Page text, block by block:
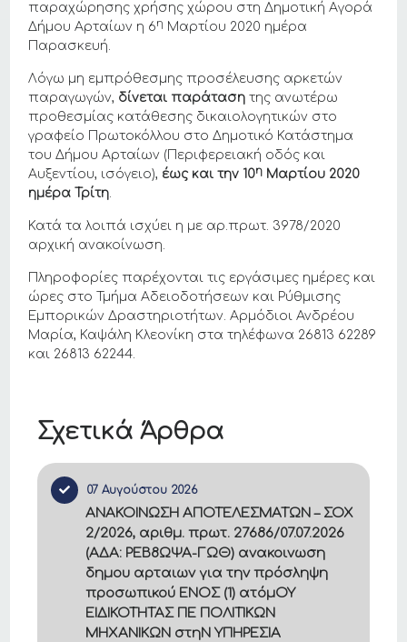
Σχετικά Άρθρα
07 Αυγούστου 2026
ΑΝΑΚΟΙΝΩΣΗ ΑΠΟΤΕΛΕΣΜΑΤΩΝ – ΣΟΧ
2/2026, αριθμ. πρωτ. 27686/07.07.2026
(ΑΔΑ: ΡΕΒ8ΩΨΑ-ΓΩΘ) ανακοινωση
δημου αρταιων για την πρόσληψη
προσωπικού ΕΝΟΣ (1) ατόμΟΥ
ΕΙΔΙΚΟΤΗΤΑΣ ΠΕ ΠΟΛΙΤΙΚΩΝ
ΜΗΧΑΝΙΚΩΝ στηΝ ΥΠΗΡΕΣΙΑ
παραχώρησης χρήσης χώρου στη Δημοτική Αγορά
Δήμου Αρταίων η 6η Μαρτίου 2020 ημέρα
Παρασκευή.
Λόγω μη εμπρόθεσμης προσέλευσης αρκετών
παραγωγών, δίνεται παράταση της ανωτέρω
προθεσμίας κατάθεσης δικαιολογητικών στο
γραφείο Πρωτοκόλλου στο Δημοτικό Κατάστημα
του Δήμου Αρταίων (Περιφερειακή οδός και
Αυξεντίου, ισόγειο), έως και την 10η Μαρτίου 2020
ημέρα Τρίτη.
Κατά τα λοιπά ισχύει η με αρ.πρωτ. 3978/2020
αρχική ανακοίνωση.
Πληροφορίες παρέχονται τις εργάσιμες ημέρες και
ώρες στο Τμήμα Αδειοδοτήσεων και Ρύθμισης
Εμπορικών Δραστηριοτήτων. Αρμόδιοι Ανδρέου
Μαρία, Καψάλη Κλεονίκη στα τηλέφωνα 26813 62289
και 26813 62244.